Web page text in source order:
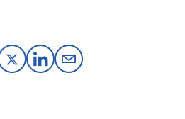
T
L
M